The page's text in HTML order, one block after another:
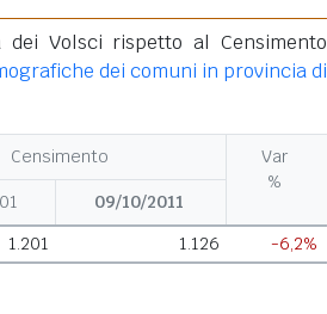
dei Volsci rispetto al Censimento
dei comuni in provincia di
Censimento
Var
%
09/10/2011
1.201 1.126 -6,2%